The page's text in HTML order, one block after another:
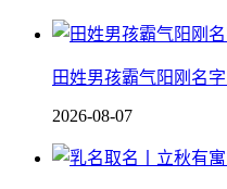
田姓男孩霸气阳刚名
2026-08-07